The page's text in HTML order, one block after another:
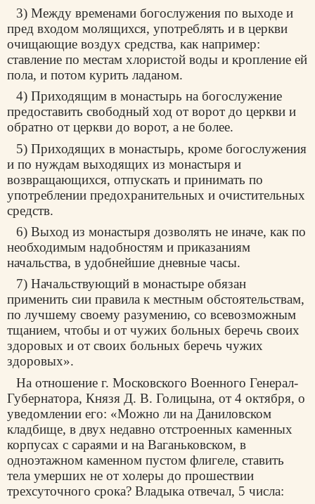
3) Между временами богослужения по выходе и
пред входом молящихся, употреблять и в церкви
очищающие воздух средства, как например:
ставление по местам хлористой воды и кропление ей
пола, и потом курить ладаном.
4) Приходящим в монастырь на богослужение
предоставить свободный ход от ворот до церкви и
обратно от церкви до ворот, а не более.
5) Приходящих в монастырь, кроме богослужения
и по нуждам выходящих из монастыря и
возвращающихся, отпускать и принимать по
употреблении предохранительных и очистительных
средств.
6) Выход из монастыря дозволять не иначе, как по
необходимым надобностям и приказаниям
начальства, в удобнейшие дневные часы.
7) Начальствующий в монастыре обязан
применить сии правила к местным обстоятельствам,
по лучшему своему разумению, со всевозможным
тщанием, чтобы и от чужих больных беречь своих
здоровых и от своих больных беречь чужих
здоровых».
На отношение г. Московского Военного Генерал-
Губернатора, Князя Д. В. Голицына, от 4 октября, о
уведомлении его: «Можно ли на Даниловском
кладбище, в двух недавно отстроенных каменных
корпусах с сараями и на Ваганьковском, в
одноэтажном каменном пустом флигеле, ставить
тела умерших не от холеры до прошествии
трехсуточного срока? Владыка отвечал, 5 числа: